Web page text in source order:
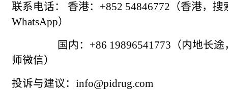
联系电话： 香港：+852 54846772（香港，搜
WhatsApp）
国内：+86 19896541773（内地长途
师微信）
投诉与建议：info@pidrug.com